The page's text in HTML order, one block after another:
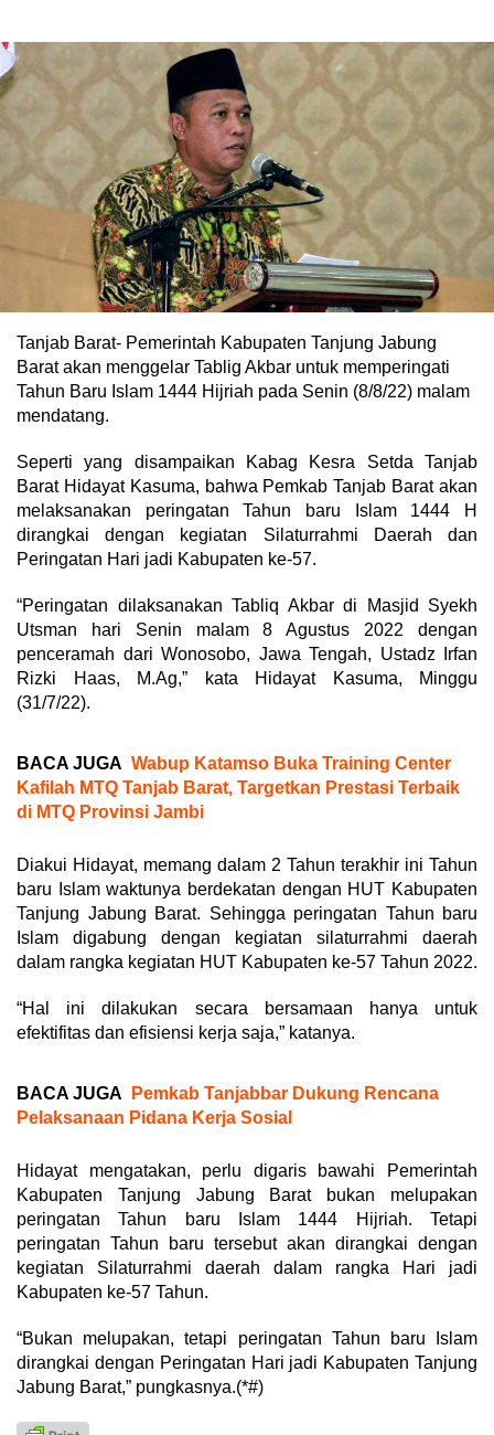
Tanjab Barat- Pemerintah Kabupaten Tanjung Jabung
Barat akan menggelar Tablig Akbar untuk memperingati
Tahun Baru Islam 1444 Hijriah pada Senin (8/8/22) malam
mendatang.
Seperti yang disampaikan Kabag Kesra Setda Tanjab
Barat Hidayat Kasuma, bahwa Pemkab Tanjab Barat akan
melaksanakan peringatan Tahun baru Islam 1444 H
dirangkai dengan kegiatan Silaturrahmi Daerah dan
Peringatan Hari jadi Kabupaten ke-57.
“Peringatan dilaksanakan Tabliq Akbar di Masjid Syekh
Utsman hari Senin malam 8 Agustus 2022 dengan
penceramah dari Wonosobo, Jawa Tengah, Ustadz Irfan
Rizki Haas, M.Ag,” kata Hidayat Kasuma, Minggu
(31/7/22).
BACA JUGA Wabup Katamso Buka Training Center
Kafilah MTQ Tanjab Barat, Targetkan Prestasi Terbaik
di MTQ Provinsi Jambi
Diakui Hidayat, memang dalam 2 Tahun terakhir ini Tahun
baru Islam waktunya berdekatan dengan HUT Kabupaten
Tanjung Jabung Barat. Sehingga peringatan Tahun baru
Islam digabung dengan kegiatan silaturrahmi daerah
dalam rangka kegiatan HUT Kabupaten ke-57 Tahun 2022.
“Hal ini dilakukan secara bersamaan hanya untuk
efektifitas dan efisiensi kerja saja,” katanya.
BACA JUGA
Pemkab Tanjabbar Dukung Rencana
Pelaksanaan Pidana Kerja Sosial
Hidayat mengatakan, perlu digaris bawahi Pemerintah
Kabupaten Tanjung Jabung Barat bukan melupakan
peringatan Tahun baru Islam 1444 Hijriah. Tetapi
peringatan Tahun baru tersebut akan dirangkai dengan
kegiatan Silaturrahmi daerah dalam rangka Hari jadi
Kabupaten ke-57 Tahun.
“Bukan melupakan, tetapi peringatan Tahun baru Islam
dirangkai dengan Peringatan Hari jadi Kabupaten Tanjung
Jabung Barat,” pungkasnya.(*#)